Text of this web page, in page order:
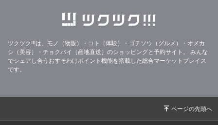
33%OFF美味しいりんごジュースのフードレス
キュー
2026/01/14【2026年特別セット】
2025/12/31年末年始の営業と【おぢやこめくらぶ通信No.3
【御歳暮受付中】
ツクツク!!!は、モノ（物販）・コト（体験）・ゴチソウ（グルメ）・オメカ
シ（美容）・チョクバイ（産地直送）のショッピングと予約サイト。
みんな
でシェアし合うおすそわけポイント機能を搭載した総合マーケットプレイス
です。